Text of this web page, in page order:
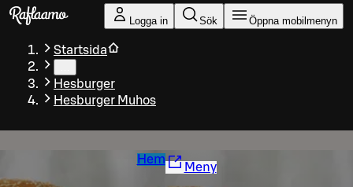
Gå till huvudinnehållet
Logga in Sök Öppna mobilmenyn
Startsida
Hesburger
Hesburger Muhos
Hem
Meny